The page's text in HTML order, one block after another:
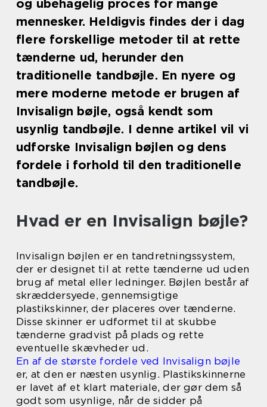
og ubehagelig proces for mange
mennesker. Heldigvis findes der i dag
flere forskellige metoder til at rette
tænderne ud, herunder den
traditionelle tandbøjle. En nyere og
mere moderne metode er brugen af
Invisalign bøjle, også kendt som
usynlig tandbøjle. I denne artikel vil vi
udforske Invisalign bøjlen og dens
fordele i forhold til den traditionelle
tandbøjle.
Hvad er en Invisalign bøjle?
Invisalign bøjlen er en tandretningssystem,
der er designet til at rette tænderne ud uden
brug af metal eller ledninger. Bøjlen består af
skræddersyede, gennemsigtige
plastikskinner, der placeres over tænderne.
Disse skinner er udformet til at skubbe
tænderne gradvist på plads og rette
eventuelle skævheder ud.
En af de største fordele ved Invisalign bøjle
er, at den er næsten usynlig. Plastikskinnerne
er lavet af et klart materiale, der gør dem så
godt som usynlige, når de sidder på